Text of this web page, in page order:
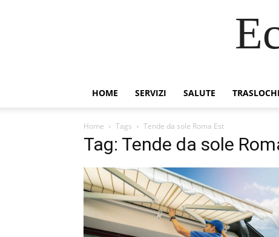
HOME SERVIZI SALUTE TRASLOCHI
Home Tags Tende da sole Roma Est
Tag: Tende da sole